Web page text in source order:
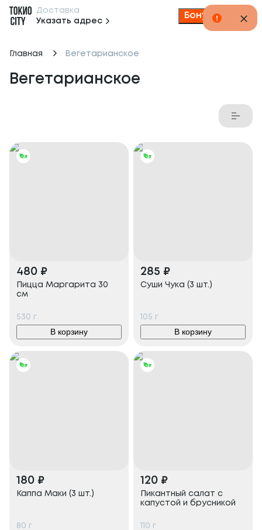
Доставка
Указать адрес
Бонусы
Главная Вегетарианское
Вегетарианское
480 ₽
Пицца Маргарита 30
см
530 г
В корзину
285 ₽
Суши Чука (3 шт.)
105 г
В корзину
180 ₽
Каппа Маки (3 шт.)
80 г
120 ₽
Пикантный салат с
капустой и брусникой
110 г